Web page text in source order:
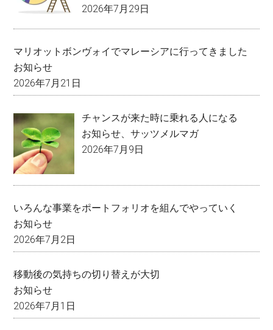
2026年7月29日
マリオットボンヴォイでマレーシアに行ってきました
お知らせ
2026年7月21日
チャンスが来た時に乗れる人になる
お知らせ、サッツメルマガ
2026年7月9日
いろんな事業をポートフォリオを組んでやっていく
お知らせ
2026年7月2日
移動後の気持ちの切り替えが大切
お知らせ
2026年7月1日